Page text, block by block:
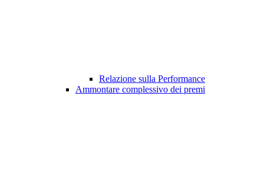
Relazione sulla Performance
Ammontare complessivo dei premi